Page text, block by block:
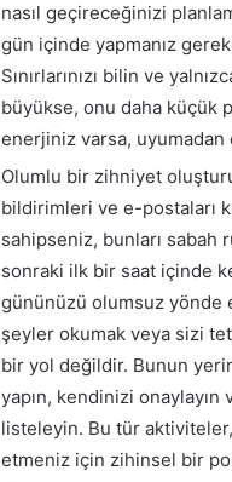
nasıl geçireceğinizi
gün içinde yapmanız
Sınırlarınızı bilin ve
büyükse, onu daha küçük
enerjiniz varsa, uyumadan
Olumlu bir zihniyet
bildirimleri ve e-postaları
sahipseniz, bunları sabah
sonraki ilk bir saat içinde
gününüzü olumsuz yönde
şeyler okumak veya sizi
bir yol değildir. Bunun
yapın, kendinizi
listeleyin. Bu tür
etmeniz için zihinsel bir